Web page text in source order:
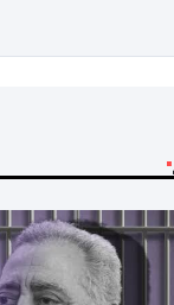
ونادي أوديب ممثل […]